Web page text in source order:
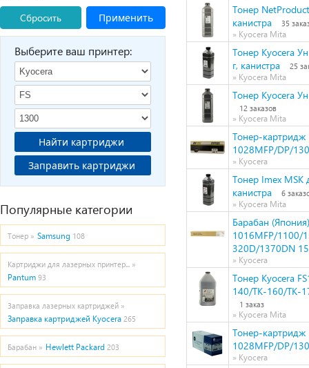
Сбросить
Применить
Выберите ваш принтер:
Найти картриджи
Заправить картриджи
Популярные категории
Тонер » Samsung 108
Картриджи для лазерных принтер... »
Pantum 93
Заправка лазерных картриджей »
Заправка картриджей Kyocera 265
Барабан » Hewlett Packard 203
Тонер
канистра
35
» Kyocera Mita
Тонер Kyocera
г, канистра
25
» Kyocera Mita
Тонер Kyocera
12 заказов
» Kyocera Mita
Тонер-картридж
1028MFP/DP/
» Kyocera
Тонер Imex MSK
канистра
6
» Kyocera Mita
Барабан
1016MFP/1100/
320D/1370DN
» Kyocera
Тонер Kyocera
140/TK-160/TK-
1 заказ
» Kyocera Mita
Тонер-картридж
1028MFP/DP/
» Kyocera